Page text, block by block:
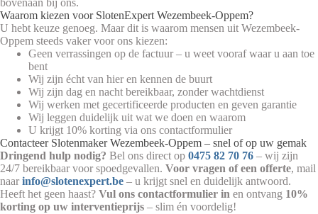
bovenaan bij ons.
Waarom kiezen voor SlotenExpert Wezembeek-Oppem?
U hebt keuze genoeg. Maar dit is waarom mensen uit Wezembeek-
Oppem steeds vaker voor ons kiezen:
Geen verrassingen op de factuur – u weet vooraf waar u aan toe
bent
Wij zijn écht van hier en kennen de buurt
Wij zijn dag en nacht bereikbaar, zonder wachtdienst
Wij werken met gecertificeerde producten en geven garantie
Wij leggen duidelijk uit wat we doen en waarom
U krijgt 10% korting via ons contactformulier
Contacteer Slotenmaker Wezembeek-Oppem – snel of op uw gemak
Dringend hulp nodig? Bel ons direct op 0475 82 70 76 – wij zijn
24/7 bereikbaar voor spoedgevallen. Voor vragen of een offerte, mail
naar info@slotenexpert.be – u krijgt snel en duidelijk antwoord.
Heeft het geen haast? Vul ons contactformulier in en ontvang 10%
korting op uw interventieprijs – slim én voordelig!